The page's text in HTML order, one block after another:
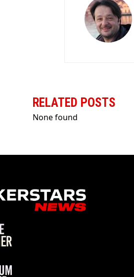
RELATED POSTS
None found